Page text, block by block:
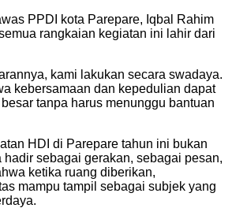
PPDI kota Parepare, Iqbal Rahim
rangkaian kegiatan ini lahir dari
kami lakukan secara swadaya.
kebersamaan dan kepedulian dapat
tanpa harus menunggu bantuan
HDI di Parepare tahun ini bukan
hadir sebagai gerakan, sebagai pesan,
ketika ruang diberikan,
mampu tampil sebagai subjek yang